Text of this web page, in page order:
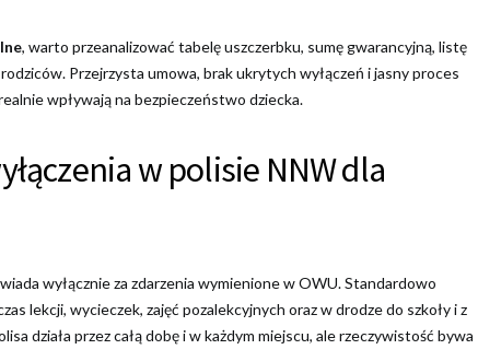
, warto przeanalizować tabelę uszczerbku, sumę gwarancyjną, listę
Przejrzysta umowa, brak ukrytych wyłączeń i jasny proces
wpływają na bezpieczeństwo dziecka.
w polisie NNW dla
wyłącznie za zdarzenia wymienione w OWU. Standardowo
lekcji, wycieczek, zajęć pozalekcyjnych oraz w drodze do szkoły i z
działa przez całą dobę i w każdym miejscu, ale rzeczywistość bywa